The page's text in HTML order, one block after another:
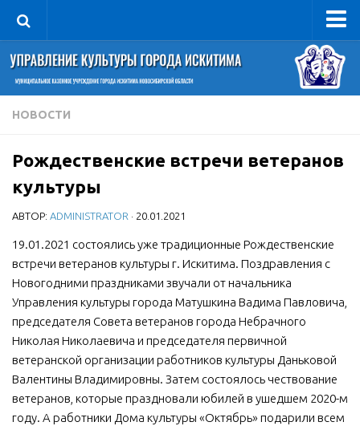
Управление
Руководитель
Сведения об организации
Книга почета культуры
Фотогалерея
Документы
Учредительные документы
Правовая база
Противодействие коррупции
Отчеты о деятельности
Учреждения культуры
МБУ Дом культуры «Молодость»
МБУ Дом культуры «Октябрь»
НОВОСТИ
Рождественские встречи ветеранов
культуры
АВТОР: ADMINISTRATOR · 20.01.2021
19.01.2021 состоялись уже традиционные Рождественские
встречи ветеранов культуры г. Искитима. Поздравления с
Новогодними праздниками звучали от начальника
Управления культуры города Матушкина Вадима Павловича,
председателя Совета ветеранов города Небрачного
Николая Николаевича и председателя первичной
ветеранской организации работников культуры Даньковой
Валентины Владимировны. Затем состоялось чествование
ветеранов, которые праздновали юбилей в ушедшем 2020-м
году. А работники Дома культуры «Октябрь» подарили всем